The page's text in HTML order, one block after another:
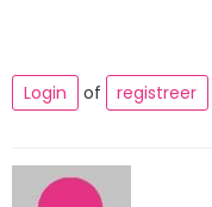
Login
of registreer